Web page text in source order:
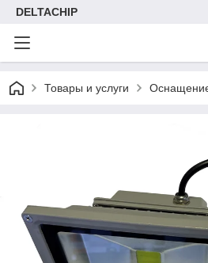
DELTACHIP
Товары и услуги